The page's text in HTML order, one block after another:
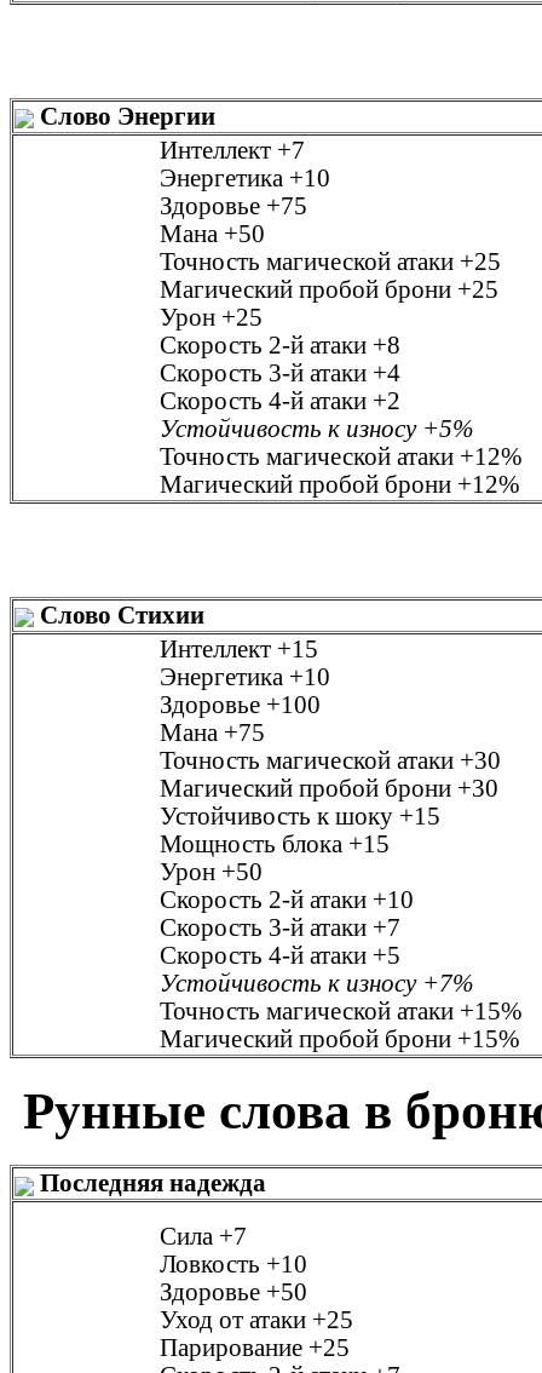
Слово Энергии
Интеллект +7
Энергетика +10
Здоровье +75
Мана +50
Точность магической атаки +25
Магический пробой брони +25
Урон +25
Скорость 2-й атаки +8
Скорость 3-й атаки +4
Скорость 4-й атаки +2
Устойчивость к износу +5%
Точность магической атаки +12%
Магический пробой брони +12%
Слово Стихии
Интеллект +15
Энергетика +10
Здоровье +100
Мана +75
Точность магической атаки +30
Магический пробой брони +30
Устойчивость к шоку +15
Мощность блока +15
Урон +50
Скорость 2-й атаки +10
Скорость 3-й атаки +7
Скорость 4-й атаки +5
Устойчивость к износу +7%
Точность магической атаки +15%
Магический пробой брони +15%
Рунные слова в
Последняя надежда
Сила +7
Ловкость +10
Здоровье +50
Уход от атаки +25
Парирование +25